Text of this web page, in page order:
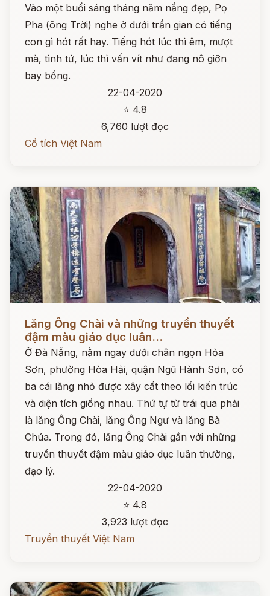
Vào một buổi sáng tháng năm nắng đẹp, Pọ
Pha (ông Trời) nghe ở dưới trần gian có tiếng
con gì hót rất hay. Tiếng hót lúc thì êm, mượt
mà, tình tứ, lúc thì vấn vít như đang nô giỡn
bay bổng.
22-04-2020
⭐ 4.8
6,760 lượt đọc
Cổ tích Việt Nam
Lăng Ông Chài và những truyền thuyết
đậm màu giáo dục luân...
Ở Đà Nẵng, nằm ngay dưới chân ngọn Hỏa
Sơn, phường Hòa Hải, quận Ngũ Hành Sơn, có
ba cái lăng nhỏ được xây cất theo lối kiến trúc
và diện tích giống nhau. Thứ tự từ trái qua phải
là lăng Ông Chài, lăng Ông Ngư và lăng Bà
Chúa. Trong đó, lăng Ông Chài gắn với những
truyền thuyết đậm màu giáo dục luân thường,
đạo lý.
22-04-2020
⭐ 4.8
3,923 lượt đọc
Truyền thuyết Việt Nam